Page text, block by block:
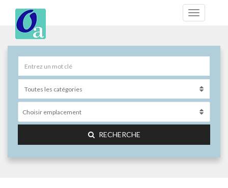
Choisir emplacement
RECHERCHE